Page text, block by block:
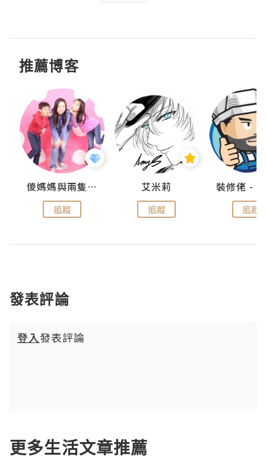
推薦博客
儍媽媽與兩隻小魔怪之家
追蹤
艾米莉
追蹤 追蹤
發表評論
登入發表評論
更多生活文章推薦